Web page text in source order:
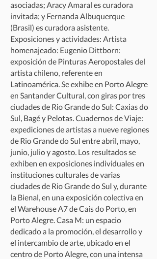
asociadas; Aracy Amaral es curadora
invitada; y Fernanda Albuquerque
(Brasil) es curadora asistente.
Exposiciones y actividades: Artista
homenajeado: Eugenio Dittborn:
exposición de Pinturas Aeropostales del
artista chileno, referente en
Latinoamérica. Se exhibe en Porto Alegre
en Santander Cultural, con giras por tres
ciudades de Rio Grande do Sul: Caxias do
Sul, Bagé y Pelotas. Cuadernos de Viaje:
expediciones de artistas a nueve regiones
de Rio Grande do Sul entre abril, mayo,
junio, julio y agosto. Los resultados se
exhiben en exposiciones individuales en
instituciones culturales de varias
ciudades de Rio Grande do Sul y, durante
la Bienal, en una exposición colectiva en
el Warehouse A7 de Cais do Porto, en
Porto Alegre. Casa M: un espacio
dedicado a la promoción, el desarrollo y
el intercambio de arte, ubicado en el
centro de Porto Alegre, con una intensa